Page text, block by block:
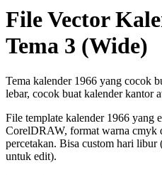
File Vector
Tema 3 (Wide)
Tema kalender 1966 yang cocok
lebar, cocok buat kalender kantor
File template kalender 1966 yang
CorelDRAW, format warna cmyk
percetakan. Bisa custom hari
untuk edit).